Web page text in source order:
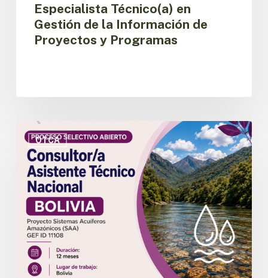
Especialista Técnico(a) en
Gestión de la Información de
Proyectos y Programas
OTCA
OTCA
abre
convocatoria
para
Consultor/a
Asistente
Técnico
Nacional
del
Proyecto
SAA